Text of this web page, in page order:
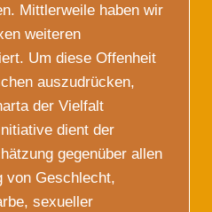
Mittlerweile haben wir
weiteren
Um diese Offenheit
auszudrücken,
der Vielfalt
dient der
gegenüber allen
von Geschlecht,
sexueller